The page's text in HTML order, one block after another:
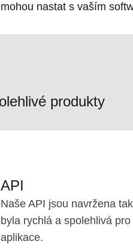
mohou nastat s vaším
produkty
API
Naše API jsou navržena
byla rychlá a spolehlivá
aplikace.